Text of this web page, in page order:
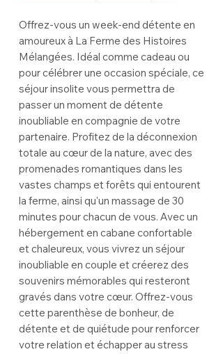
Offrez-vous un week-end détente en
amoureux à La Ferme des Histoires
Mélangées. Idéal comme cadeau ou
pour célébrer une occasion spéciale, ce
séjour insolite vous permettra de
passer un moment de détente
inoubliable en compagnie de votre
partenaire. Profitez de la déconnexion
totale au cœur de la nature, avec des
promenades romantiques dans les
vastes champs et forêts qui entourent
la ferme, ainsi qu'un massage de 30
minutes pour chacun de vous. Avec un
hébergement en cabane confortable
et chaleureux, vous vivrez un séjour
inoubliable en couple et créerez des
souvenirs mémorables qui resteront
gravés dans votre cœur. Offrez-vous
cette parenthèse de bonheur, de
détente et de quiétude pour renforcer
votre relation et échapper au stress